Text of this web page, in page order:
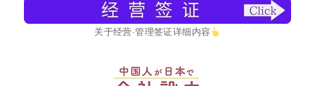
关于经营·管理签证详细内容